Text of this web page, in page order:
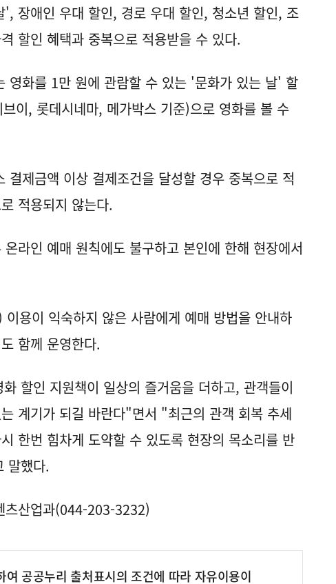
장애인 우대 할인, 경로 우대 할인, 청소년 할인, 조
할인 혜택과 중복으로 적용받을 수 있다.
영화를 1만 원에 관람할 수 있는 '문화가 있는 날' 할
이, 롯데시네마, 메가박스 기준)으로 영화를 볼 수
결제금액 이상 결제조건을 달성할 경우 중복으로 적
적용되지 않는다.
라인 예매 원칙에도 불구하고 본인에 한해 현장에서
용이 익숙하지 않은 사람에게 예매 방법을 안내하
함께 운영한다.
할인 지원책이 일상의 즐거움을 더하고, 관객들이
계기가 되길 바란다"면서 "최근의 관객 회복 추세
한번 힘차게 도약할 수 있도록 현장의 목소리를 반
말했다.
츠산업과(044-203-3232)
여 공공누리 출처표시의 조건에 따라 자유이용이